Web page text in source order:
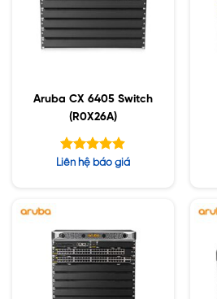
Aruba CX 6405 Switch
(R0X26A)
Được xếp
Liên hệ báo giá